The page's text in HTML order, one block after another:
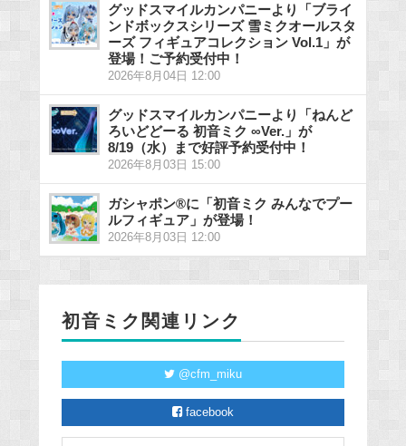
グッドスマイルカンパニーより「ブライ
ンドボックスシリーズ 雪ミクオールスタ
ーズ フィギュアコレクション Vol.1」が
登場！ご予約受付中！
2026年8月04日 12:00
グッドスマイルカンパニーより「ねんど
ろいどどーる 初音ミク ∞Ver.」が
8/19（水）まで好評予約受付中！
2026年8月03日 15:00
ガシャポン®に「初音ミク みんなでプー
ルフィギュア」が登場！
2026年8月03日 12:00
初音ミク関連リンク
@cfm_miku
facebook